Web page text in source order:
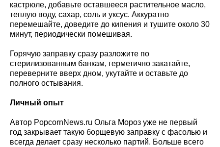
кастрюле, добавьте оставшееся растительное масло,
теплую воду, сахар, соль и уксус. Аккуратно
перемешайте, доведите до кипения и тушите около 30
минут, периодически помешивая.
Горячую заправку сразу разложите по
стерилизованным банкам, герметично закатайте,
переверните вверх дном, укутайте и оставьте до
полного остывания.
Личный опыт
Автор PopcornNews.ru Ольга Мороз уже не первый
год закрывает такую борщевую заправку с фасолью и
всегда делает сразу несколько партий. Больше всего